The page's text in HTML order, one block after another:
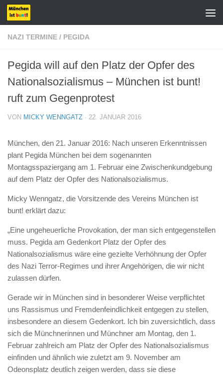
Zum Inhalt springen
NAZI TERMINE / PEGIDA
Pegida will auf den Platz der Opfer des
Nationalsozialismus – München ist bunt!
ruft zum Gegenprotest
VON MICKY WENNGATZ · 22. JANUAR 2016
München, den 21. Januar 2016: Nach unseren Erkenntnissen
plant Pegida München bei dem sogenannten
Montagsspaziergang am 1. Februar eine Zwischenkundgebung
auf dem Platz der Opfer des Nationalsozialismus.
Micky Wenngatz, die Vorsitzende des Vereins München ist
bunt! erklärt dazu:
„Eine ungeheuerliche Provokation, der man sich entgegenstellen
muss. Pegida am Gedenkort Platz der Opfer des
Nationalsozialismus wäre eine gezielte Verhöhnung der Opfer
des Nazi Terror-Regimes und ihrer Angehörigen, die wir nicht
zulassen dürfen.
Gerade wir in München sind in besonderer Weise verpflichtet
uns Rassismus und Fremdenfeindlichkeit entgegen zu stellen,
insbesondere an diesem Gedenkort. Ich bin zuversichtlich, dass
sich die Münchnerinnen und Münchner am Montag, den 1.
Februar zahlreich am Platz der Opfer des Nationalsozialismus
einfinden und ähnlich wie zuletzt am 9. November am
Odeonsplatz deutlich zeigen werden, dass sie diese